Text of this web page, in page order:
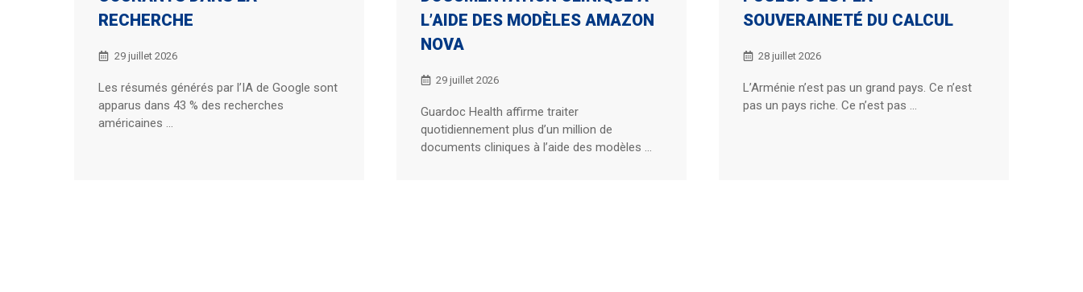
RECHERCHE
29 juillet 2026
Les résumés générés par l’IA de Google sont
apparus dans 43 % des recherches
américaines ...
L’AIDE DES MODÈLES AMAZON
NOVA
29 juillet 2026
Guardoc Health affirme traiter
quotidiennement plus d’un million de
documents cliniques à l’aide des modèles ...
SOUVERAINETÉ DU CALCUL
28 juillet 2026
L’Arménie n’est pas un grand pays. Ce n’est
pas un pays riche. Ce n’est pas ...